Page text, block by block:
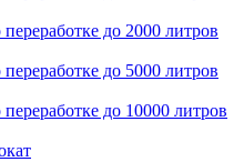
до 2000 литров
до 5000 литров
до 10000 литров